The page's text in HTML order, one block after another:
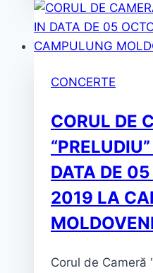
CONCERTE
CORUL DE
DATA DE
2019 LA
Corul de Cameră